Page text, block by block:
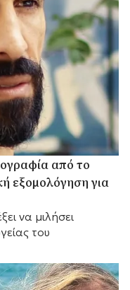
από το
εξομολόγηση για
να μιλήσει
του